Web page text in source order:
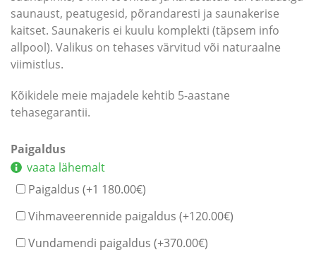
saunaust, peatugesid, põrandaresti ja saunakerise
kaitset. Saunakeris ei kuulu komplekti (täpsem info
allpool). Valikus on tehases värvitud või naturaalne
viimistlus.
Kõikidele meie majadele kehtib 5-aastane
tehasegarantii.
Paigaldus
vaata lähemalt
Paigaldus (+1 180.00€)
Vihmaveerennide paigaldus (+120.00€)
Vundamendi paigaldus (+370.00€)